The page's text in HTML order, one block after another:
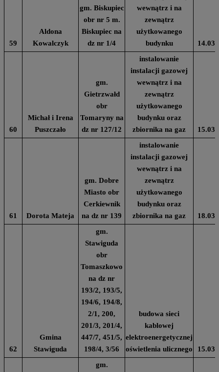
59
Aldona
Kowalczyk
gm. Biskupiec
obr nr 5 m.
Biskupiec na
dz nr 1/4
wewnątrz i na
zewnątrz
użytkowanego
budynku
60
Michał i Irena
Puszczało
gm.
Gietrzwałd
obr
Tomaryny na
dz nr 127/12
instalowanie
instalacji gazowej
wewnątrz i na
zewnątrz
użytkowanego
budynku oraz
zbiornika na gaz
61 Dorota Mateja
gm. Dobre
Miasto obr
Cerkiewnik
na dz nr 139
instalowanie
instalacji gazowej
wewnątrz i na
zewnątrz
użytkowanego
budynku oraz
zbiornika na gaz
62
Gmina
Stawiguda
gm.
Stawiguda
obr
Tomaszkowo
na dz nr
193/2, 193/5,
194/6, 194/8,
2/1, 200,
201/3, 201/4,
447/7, 451/5,
198/4, 3/56
budowa sieci
kablowej
elektroenergetycznej
oświetlenia ulicznego
gm.